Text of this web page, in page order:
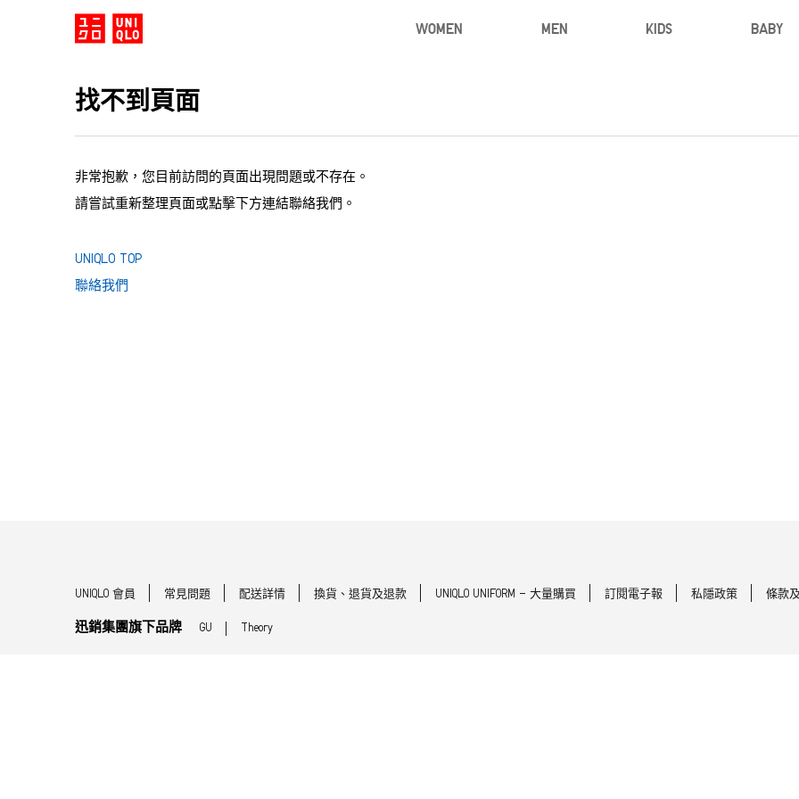
WOMEN MEN KIDS BABY
找不到頁面
非常抱歉，您目前訪問的頁面出現問題或不存在。
請嘗試重新整理頁面或點擊下方連結聯絡我們。
UNIQLO TOP
聯絡我們
UNIQLO 會員 常見問題 配送詳情 換貨、退貨及退款 UNIQLO UNIFORM - 大量購買 訂閱電子報 私隱政策 條款
迅銷集團旗下品牌 GU Theory